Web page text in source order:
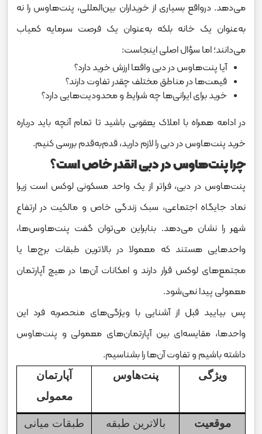
می‌دهد. درواقع بسیاری از خریداران بین‌المللی، پنت‌هاوس را نه
به‌عنوان یک خانه بلکه به‌عنوان یک فرصت سرمایه‌ کمیاب
می‌دانند؛ اما سؤال اصلی اینجاست:
آیا پنت‌هاوس در دبی واقعا ارزش خرید دارد؟
قیمت‌ها در مناطق مختلف چقدر تفاوت دارند؟
خرید برای ایرانی‌ها چه شرایط و محدودیت‌هایی دارد؟
در ادامه همراه با املاک یعقوبی باشید تا تمام آنچه باید درباره‌
خرید پنت‌هاوس در دبی را لازم دارید، قدم‌به‌قدم بررسی کنیم.
چرا پنت‌هاوس در دبی انقدر خاص است؟
پنت‌هاوس در دبی، فراتر از یک واحد مسکونی لوکس است زیرا
نماد جایگاه اجتماعی، سبک زندگی خاص و مالکیت در ارتفاع
شهر را نشان می‌دهد. بنابراین می‌توان گفت پنت‌هاوس‌ها،
واحدهایی هستند که معمولا در بالاترین طبقات برج‌ها یا
مجتمع‌های لوکس قرار دارند و امکانات آن‌ها در هیچ آپارتمان
معمولی پیدا نمی‌شود.
پس بیایید قبل از آشنایی با ویژگی‌های منحصربه فرد این
واحد‌ها، مقایسه‌ای بین آپارتمان‌های معمولی و پنت‌هاوس
داشته باشیم و تفاوت آن‌ها را بشناسیم.
ویژگی پنت‌هاوس
آپارتمان
معمولی
موقعیت
بالاترین طبقه
طبقات میانی